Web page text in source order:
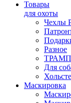
Товары
для охоты
Чехлы
Разное
ТРАМП
Для
Маскировка